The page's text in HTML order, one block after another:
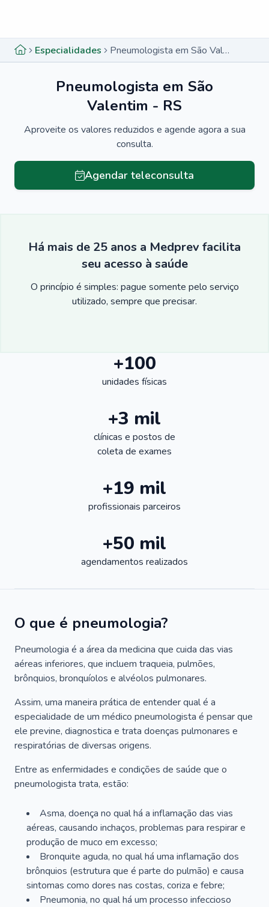
Especialidades Pneumologista em São Valentim - RS
Pneumologista em São
Valentim - RS
Aproveite os valores reduzidos e agende agora a sua
consulta.
Agendar teleconsulta
Há mais de 25 anos a Medprev facilita
seu acesso à saúde
O princípio é simples: pague somente pelo serviço
utilizado, sempre que precisar.
+100
unidades físicas
+3 mil
clínicas e postos de
coleta de exames
+19 mil
profissionais parceiros
+50 mil
agendamentos realizados
O que é pneumologia?
Pneumologia é a área da medicina que cuida das vias
aéreas inferiores, que incluem traqueia, pulmões,
brônquios, bronquíolos e alvéolos pulmonares.
Assim, uma maneira prática de entender qual é a
especialidade de um médico pneumologista é pensar que
ele previne, diagnostica e trata doenças pulmonares e
respiratórias de diversas origens.
Entre as enfermidades e condições de saúde que o
pneumologista trata, estão:
Asma, doença no qual há a inflamação das vias
aéreas, causando inchaços, problemas para respirar e
produção de muco em excesso;
Bronquite aguda, no qual há uma inflamação dos
brônquios (estrutura que é parte do pulmão) e causa
sintomas como dores nas costas, coriza e febre;
Pneumonia, no qual há um processo infeccioso